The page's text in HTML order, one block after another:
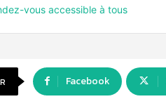
vous accessible à tous
Facebook